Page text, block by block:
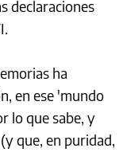
declaraciones
ha
en ese 'mundo
lo que sabe, y
que, en puridad,